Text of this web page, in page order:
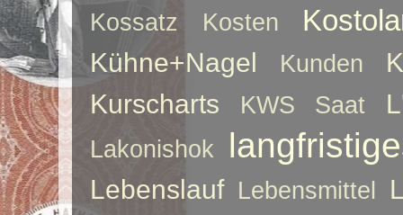
Kossatz Kosten
Kühne+Nagel Kunden
Kurscharts
KWS Saat
Lakonishok
Lebenslauf Lebensmittel